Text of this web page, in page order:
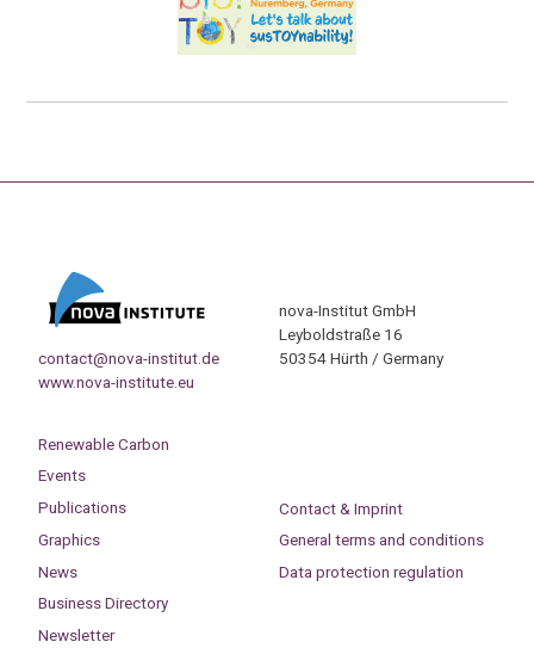
contact@nova-institut.de
www.nova-institute.eu
nova-Institut GmbH
Leyboldstraße 16
50354 Hürth / Germany
Renewable Carbon
Events
Publications
Graphics
News
Business Directory
Newsletter
Contact & Imprint
General terms and conditions
Data protection regulation